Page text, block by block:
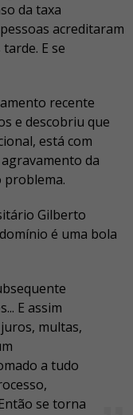
da taxa
acreditaram
E se
recente
e descobriu que
está com
da
problema.
Gilberto
é uma bola
E assim
multas,
a tudo
se torna